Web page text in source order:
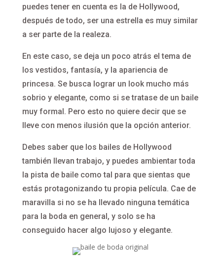
puedes tener en cuenta es la de Hollywood,
después de todo, ser una estrella es muy similar
a ser parte de la realeza.
En este caso, se deja un poco atrás el tema de
los vestidos, fantasía, y la apariencia de
princesa. Se busca lograr un look mucho más
sobrio y elegante, como si se tratase de un baile
muy formal. Pero esto no quiere decir que se
lleve con menos ilusión que la opción anterior.
Debes saber que los bailes de Hollywood
también llevan trabajo, y puedes ambientar toda
la pista de baile como tal para que sientas que
estás protagonizando tu propia película. Cae de
maravilla si no se ha llevado ninguna temática
para la boda en general, y solo se ha
conseguido hacer algo lujoso y elegante.